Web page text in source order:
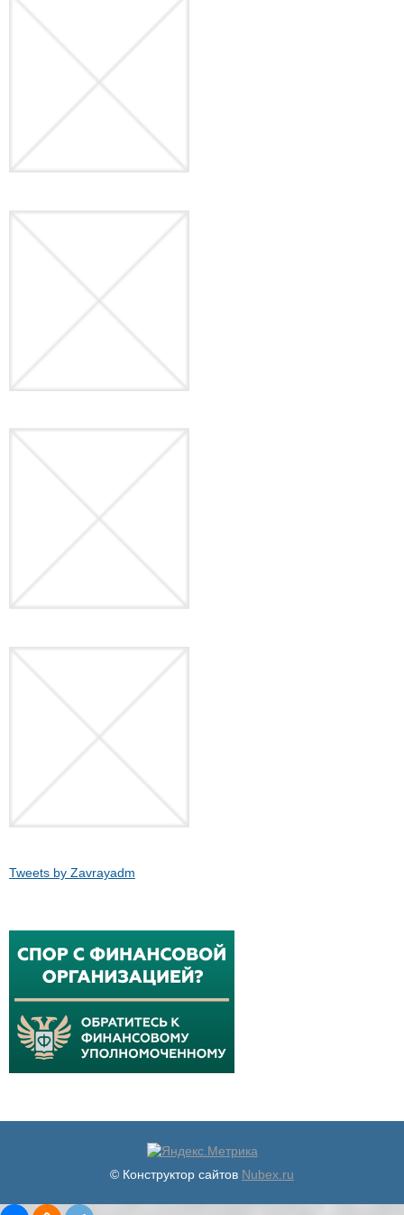
Tweets by Zavrayadm
© Конструктор сайтов Nubex.ru